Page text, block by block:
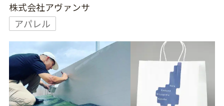
株式会社アヴァンサ
アパレル